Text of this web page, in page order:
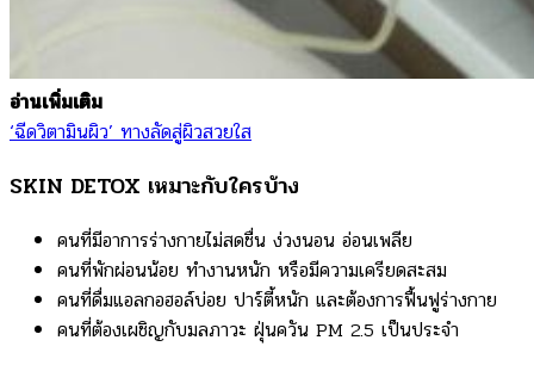
อ่านเพิ่มเติม
‘ฉีดวิตามินผิว’ ทางลัดสู่ผิวสวยใส
SKIN DETOX เหมาะกับใครบ้าง
คนที่มีอาการร่างกายไม่สดชื่น ง่วงนอน อ่อนเพลีย
คนที่พักผ่อนน้อย ทำงานหนัก หรือมีความเครียดสะสม
คนที่ดื่มแอลกอฮอล์บ่อย ปาร์ตี้หนัก และต้องการฟื้นฟูร่างกาย
คนที่ต้องเผชิญกับมลภาวะ ฝุ่นควัน PM 2.5 เป็นประจำ